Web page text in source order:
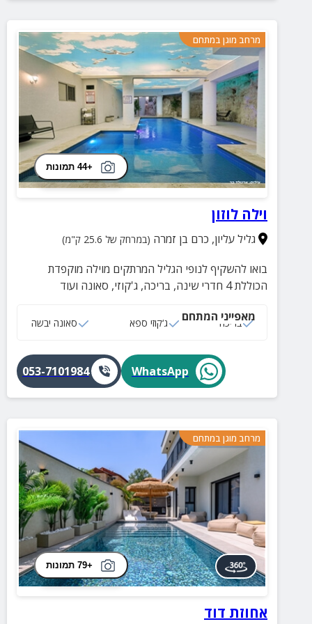
החופשה המושלמת שלכם מתחילה כאן – אל תפספסו
מרחב מוגן במתחם
+44 תמונות
וילה לוזון
גליל עליון, כרם בן זמרה (במרחק של 25.6 ק"מ)
בואו להשקיף לנופי הגליל המרתקים מוילה מוקפדת
הכוללת 4 חדרי שינה, בריכה, ג'קוזי, סאונה ועוד
מאפייני המתחם
בריכה ג‘קוזי ספא סאונה יבשה
WhatsApp
053-7101984
מרחב מוגן במתחם
+79 תמונות
אחוזת דוד